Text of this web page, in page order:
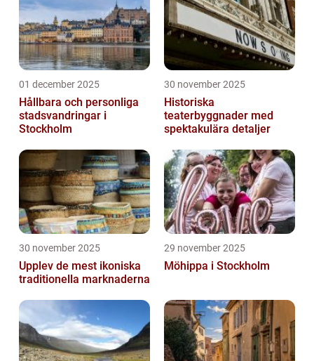
01 december 2025
Hållbara och personliga
stadsvandringar i
Stockholm
30 november 2025
Historiska
teaterbyggnader med
spektakulära detaljer
30 november 2025
Upplev de mest ikoniska
traditionella marknaderna
29 november 2025
Möhippa i Stockholm